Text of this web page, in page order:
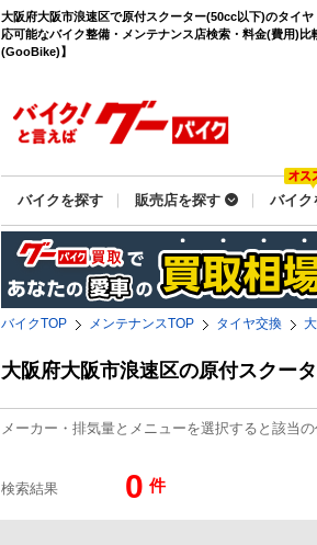
大阪府大阪市浪速区で原付スクーター(50cc以下)のタイ
応可能なバイク整備・メンテナンス店検索・料金(費用)比
(GooBike)】
バイクを探す 販売店を探す バイク
バイクTOP メンテナンスTOP タイヤ交換
大阪府大阪市浪速区の原付スクー
メーカー・排気量とメニューを選択すると該当
検索結果 0 件